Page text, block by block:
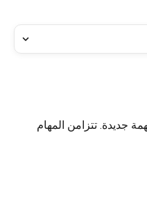
جديدة. تتزامن المهام